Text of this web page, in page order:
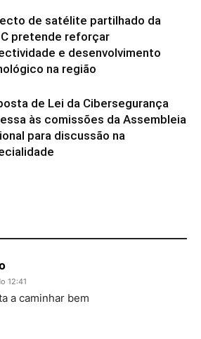
de satélite partilhado da
pretende reforçar
e desenvolvimento
na região
de Lei da Cibersegurança
às comissões da Assembleia
para discussão na
12:41
a caminhar bem